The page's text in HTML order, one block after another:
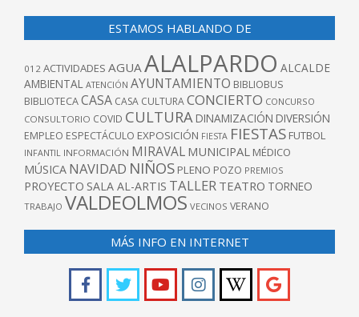
ESTAMOS HABLANDO DE
012 ACTIVIDADES AGUA ALALPARDO ALCALDE
AMBIENTAL ATENCIÓN AYUNTAMIENTO BIBLIOBUS
BIBLIOTECACASA CASA CULTURACONCIERTO CONCURSO
CONSULTORIO COVID CULTURA DINAMIZACIÓN DIVERSIÓN
EMPLEO ESPECTÁCULO EXPOSICIÓN FIESTA FIESTAS FUTBOL
INFANTIL INFORMACIÓN MIRAVAL MUNICIPAL MÉDICO
MÚSICA NAVIDAD NIÑOS PLENO POZO PREMIOS
PROYECTO SALA AL-ARTIS TALLER TEATRO TORNEO
TRABAJO VALDEOLMOS VECINOS VERANO
MÁS INFO EN INTERNET